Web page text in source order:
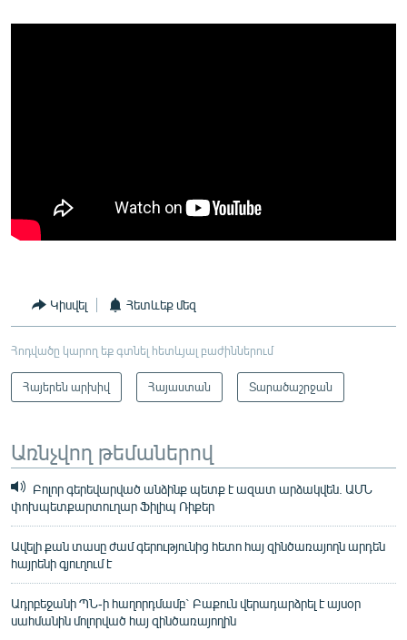
Կիսվել Հետևեք մեզ
Հոդվածը կարող եք գտնել հետևյալ բաժիններում
Հայերեն արխիվ Հայաստան Տարածաշրջան
Առնչվող թեմաներով
Բոլոր գերեվարված անձինք պետք է ազատ արձակվեն. ԱՄՆ
փոխպետքարտուղար Ֆիլիպ Ռիքեր
Ավելի քան տասը ժամ գերությունից հետո հայ զինծառայողն արդեն
հայրենի գյուղում է
Ադրբեջանի ՊՆ-ի հաղորդմամբ` Բաքուն վերադարձրել է այսօր
սահմանին մոլորված հայ զինծառայողին